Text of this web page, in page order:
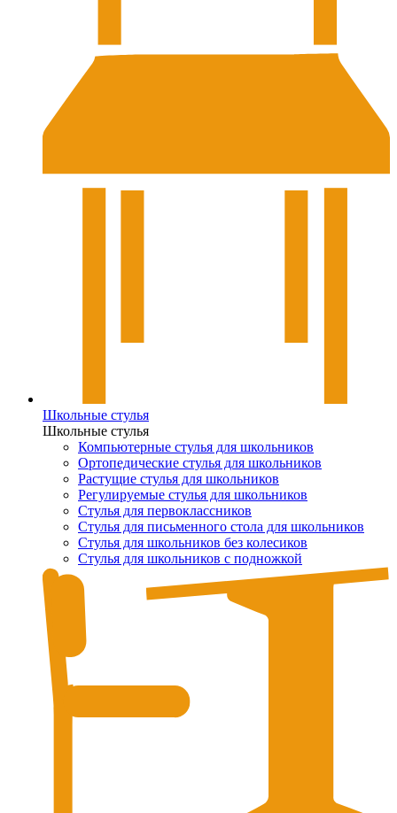
Школьные стулья
Школьные стулья
Компьютерные стулья для школьников
Ортопедические стулья для школьников
Растущие стулья для школьников
Регулируемые стулья для школьников
Стулья для первоклассников
Стулья для письменного стола для школьников
Стулья для школьников без колесиков
Стулья для школьников с подножкой